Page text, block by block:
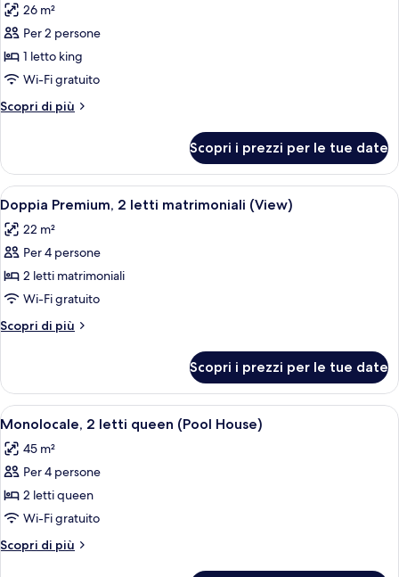
lanai
le
foto
per
Camera
Premium,
1
king,
ad
angolo
(with
Lanai,
View)
26 m²
Per 2 persone
1 letto king
Wi-Fi gratuito
Scopri di più
Altri
Premium,
letto
king,
ad
angolo
Lanai,
View)
Scopri i prezzi per le tue date
Apri
tutte
le
foto
per
Doppia
Premium,
2
matrimoniali
(View)
Camera d'albergo con due letti, una
9
Doppia Premium, 2 letti matrimoniali (View)
22 m²
Per 4 persone
2 letti matrimoniali
Wi-Fi gratuito
Scopri di più
Altri
Premium,
letti
(View)
Scopri i prezzi per le tue date
Apri
tutte
le
foto
per
Monolocale,
2
letti
Camera d'albergo con due letti,
9
Monolocale, 2 letti queen (Pool House)
45 m²
Per 4 persone
2 letti queen
Wi-Fi gratuito
Scopri di più
Altri